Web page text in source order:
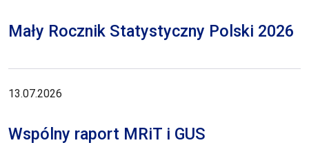
Mały Rocznik Statystyczny Polski 2026
13.07.2026
Wspólny raport MRiT i GUS